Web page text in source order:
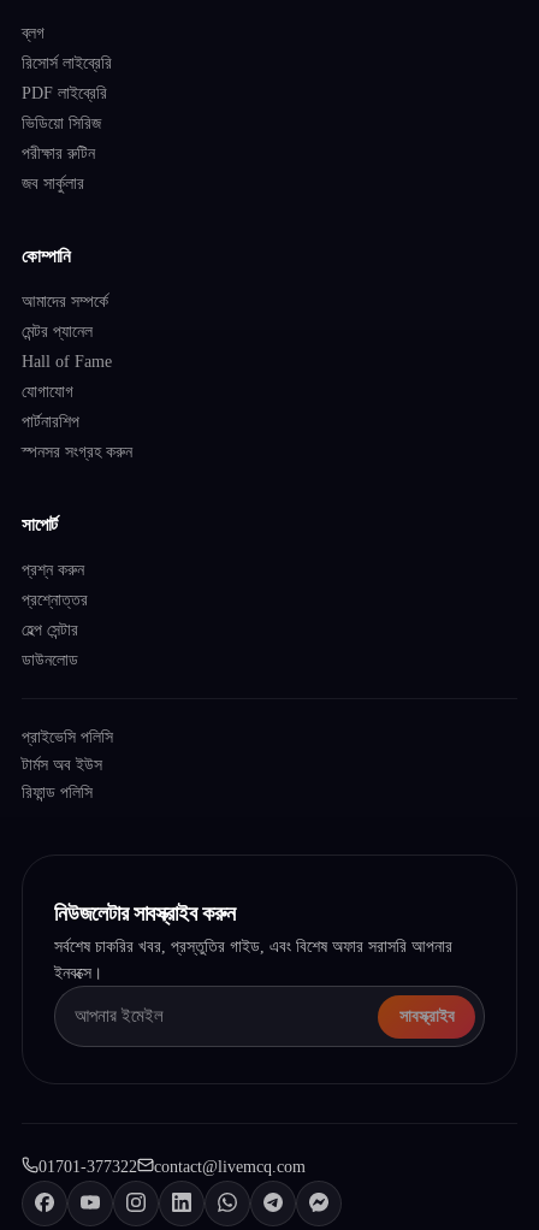
ব্লগ
রিসোর্স লাইব্রেরি
PDF লাইব্রেরি
ভিডিয়ো সিরিজ
পরীক্ষার রুটিন
জব সার্কুলার
কোম্পানি
আমাদের সম্পর্কে
মেন্টর প্যানেল
Hall of Fame
যোগাযোগ
পার্টনারশিপ
স্পনসর সংগ্রহ করুন
সাপোর্ট
প্রশ্ন করুন
প্রশ্নোত্তর
হেল্প সেন্টার
ডাউনলোড
প্রাইভেসি পলিসি
টার্মস অব ইউস
রিফান্ড পলিসি
নিউজলেটার সাবস্ক্রাইব করুন
সর্বশেষ চাকরির খবর, প্রস্তুতির গাইড, এবং বিশেষ অফার সরাসরি আপনার
ইনবক্সে।
সাবস্ক্রাইব
01701-377322 contact@livemcq.com